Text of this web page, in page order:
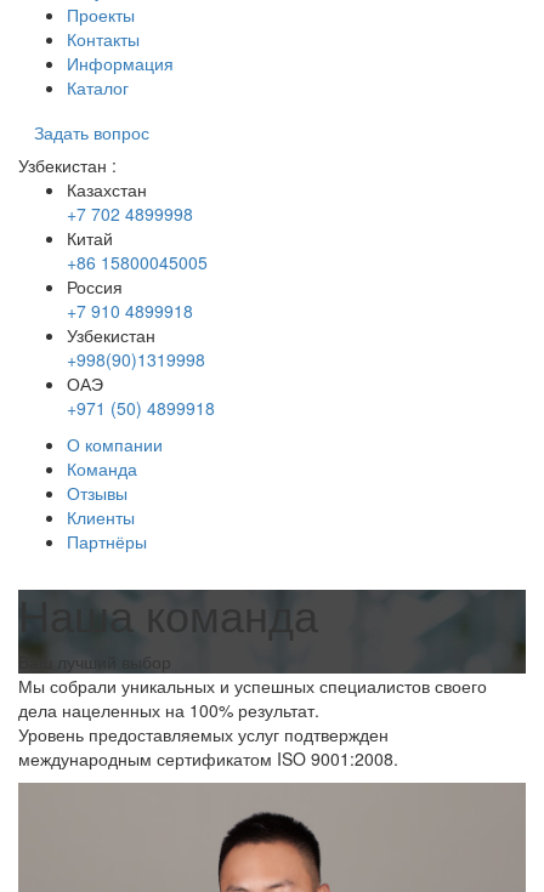
Проекты
Контакты
Информация
Каталог
Задать вопрос
Узбекистан :
Казахстан
+7 702 4899998
Китай
+86 15800045005
Россия
+7 910 4899918
Узбекистан
+998(90)1319998
ОАЭ
+971 (50) 4899918
О компании
Команда
Отзывы
Клиенты
Партнёры
Наша команда
Ваш лучший выбор
Мы собрали уникальных и успешных специалистов своего
дела нацеленных на 100% результат.
Уровень предоставляемых услуг подтвержден
международным сертификатом ISO 9001:2008.